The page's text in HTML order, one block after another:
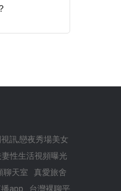
訊,戀夜秀場美女
性生活視頻曝光
聊天室
真愛旅舍
app 台灣裸聊平